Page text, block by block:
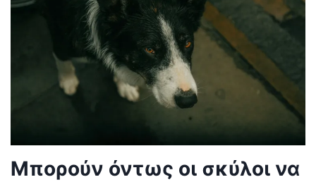
Μπορούν όντως οι σκύλοι να